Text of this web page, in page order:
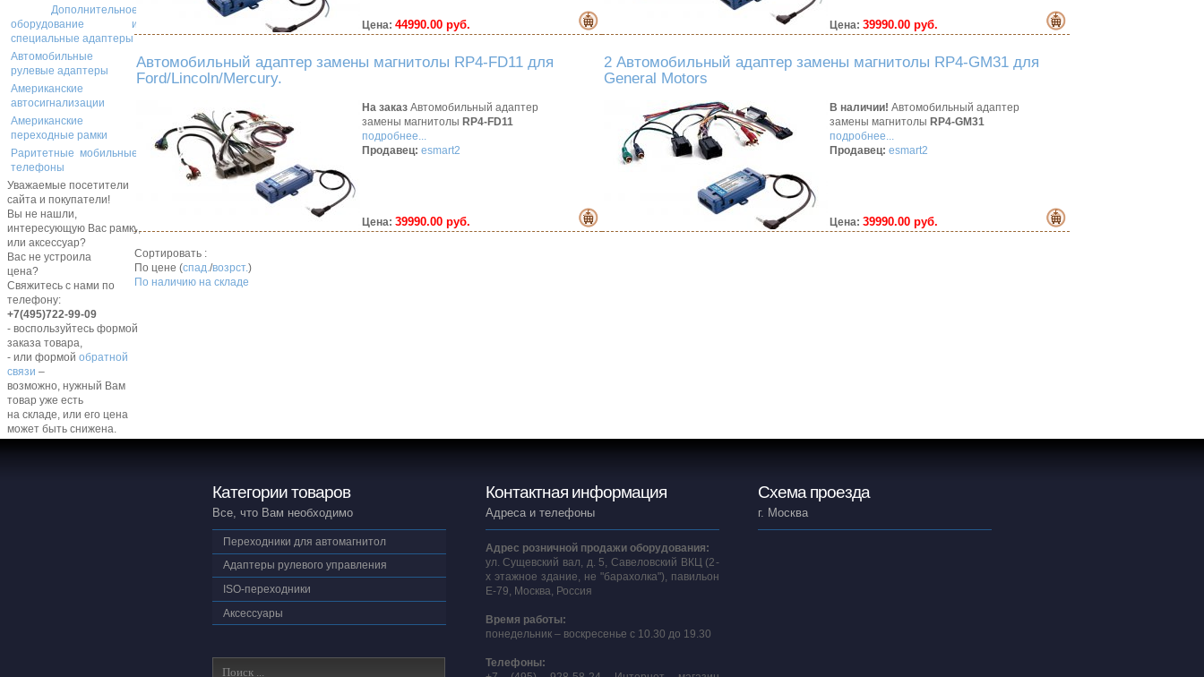
Дополнительное
оборудование и
специальные адаптеры
Автомобильные
рулевые адаптеры
Американские
автосигнализации
Американские
переходные рамки
Раритетные мобильные
телефоны
Уважаемые посетители
сайта и покупатели!
Вы не нашли,
интересующую Вас рамку,
или аксессуар?
Вас не устроила
цена?
Свяжитесь с нами по
телефону:
+7(495)722-99-09
- воспользуйтесь формой
заказа товара,
- или формой обратной
связи –
возможно, нужный Вам
товар уже есть
на складе, или его цена
может быть снижена.
Цена: 44990.00 руб. Цена: 39990.00 руб.
Автомобильный адаптер замены магнитолы RP4-FD11 для
Ford/Lincoln/Mercury.
На заказ Автомобильный адаптер
замены магнитолы RP4-FD11
подробнее...
Продавец: esmart2
Цена: 39990.00 руб.
2 Автомобильный адаптер замены магнитолы RP4-GM31 для
General Motors
В наличии! Автомобильный адаптер
замены магнитолы RP4-GM31
подробнее...
Продавец: esmart2
Цена: 39990.00 руб.
Сортировать :
По цене (спад./возрст.)
По наличию на складе
Категории товаров
Все, что Вам необходимо
Переходники для автомагнитол
Адаптеры рулевого управления
ISO-переходники
Аксессуары
Контактная информация
Адреса и телефоны
Адрес розничной продажи оборудования:
ул. Сущевский вал, д. 5, Савеловский ВКЦ (2-
х этажное здание, не "барахолка"), павильон
E-79, Москва, Россия
Время работы:
понедельник – воскресенье с 10.30 до 19.30
Телефоны:
Схема проезда
г. Москва